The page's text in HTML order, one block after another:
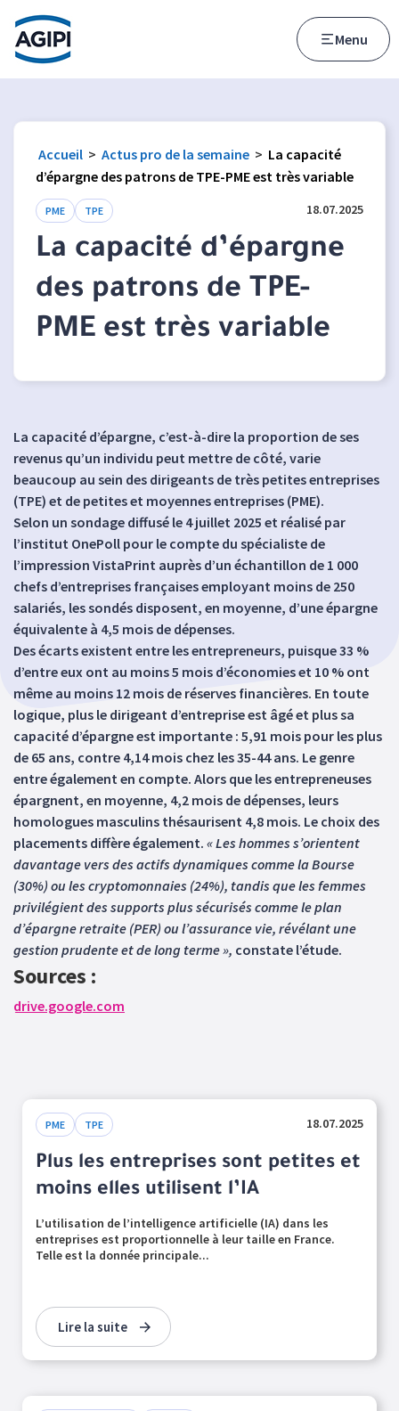
Accès au menu
Accès au contenu principal
Menu
Accueil > Actus pro de la semaine > La capacité
d’épargne des patrons de TPE-PME est très variable
PME TPE 18.07.2025
La capacité d’épargne
des patrons de TPE-
PME est très variable
La capacité d’épargne, c’est-à-dire la proportion de ses
revenus qu’un individu peut mettre de côté, varie
beaucoup au sein des dirigeants de très petites entreprises
(TPE) et de petites et moyennes entreprises (PME).
Selon un sondage diffusé le 4 juillet 2025 et réalisé par
l’institut OnePoll pour le compte du spécialiste de
l’impression VistaPrint auprès d’un échantillon de 1 000
chefs d’entreprises françaises employant moins de 250
salariés, les sondés disposent, en moyenne, d’une épargne
équivalente à 4,5 mois de dépenses.
Des écarts existent entre les entrepreneurs, puisque 33 %
d’entre eux ont au moins 5 mois d’économies et 10 % ont
même au moins 12 mois de réserves financières. En toute
logique, plus le dirigeant d’entreprise est âgé et plus sa
capacité d’épargne est importante : 5,91 mois pour les plus
de 65 ans, contre 4,14 mois chez les 35-44 ans. Le genre
entre également en compte. Alors que les entrepreneuses
épargnent, en moyenne, 4,2 mois de dépenses, leurs
homologues masculins thésaurisent 4,8 mois. Le choix des
placements diffère également. « Les hommes s’orientent
davantage vers des actifs dynamiques comme la Bourse
(30%) ou les cryptomonnaies (24%), tandis que les femmes
privilégient des supports plus sécurisés comme le plan
d’épargne retraite (PER) ou l’assurance vie, révélant une
gestion prudente et de long terme », constate l’étude.
Sources :
drive.google.com
PME TPE 18.07.2025
Plus les entreprises sont petites et
moins elles utilisent l’IA
L’utilisation de l’intelligence artificielle (IA) dans les
entreprises est proportionnelle à leur taille en France.
Telle est la donnée principale...
Lire la suite